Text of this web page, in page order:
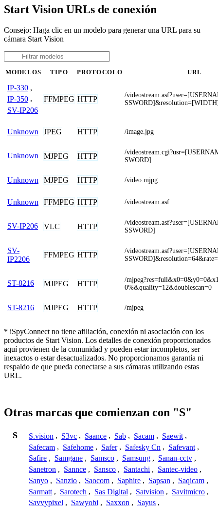
Start Vision URLs de conexión
Consejo: Haga clic en un modelo para generar una URL para su
cámara Start Vision
MODELOS TIPO PROTOCOLO URL
IP-330 ,
IP-350 ,
SV-IP206
FFMPEG HTTP
/
Unknown JPEG HTTP /image.jpg
Unknown MJPEG HTTP
/
SWORD]
Unknown MJPEG HTTP /video.mjpg
Unknown FFMPEG HTTP /videostream.asf
SV-IP206 VLC HTTP
/
SSWORD]
SV-
IP2206
FFMPEG HTTP
/
ST-8216 MJPEG HTTP
/
0%&quality=12&doublescan=0
ST-8216 MJPEG HTTP /mjpeg
* iSpyConnect no tiene afiliación, conexión ni asociación con los
productos de Start Vision. Los detalles de conexión proporcionados
aquí provienen de la comunidad y pueden estar incompletos, ser
inexactos o estar desactualizados. No proporcionamos garantía ni
respaldo de que pueda conectarse a sus cámaras utilizando estas
URL.
Otras marcas que comienzan con "S"
S S.vision , S3vc , Saance , Sab , Sacam , Saewit ,
Safecam , Safehome , Safer , Safesky Cn , Safevant ,
Safire , Samgane , Samsco , Samsung , Sanan-cctv ,
Sanetron , Sannce , Sansco , Santachi , Santec-video ,
Sanyo , Sanzio , Saocom , Saphire , Sapsan , Saqicam ,
Sarmatt , Sarotech , Sas Digital , Satvision , Savitmicro ,
Savvypixel , Sawyobi , Saxxon , Sayus ,